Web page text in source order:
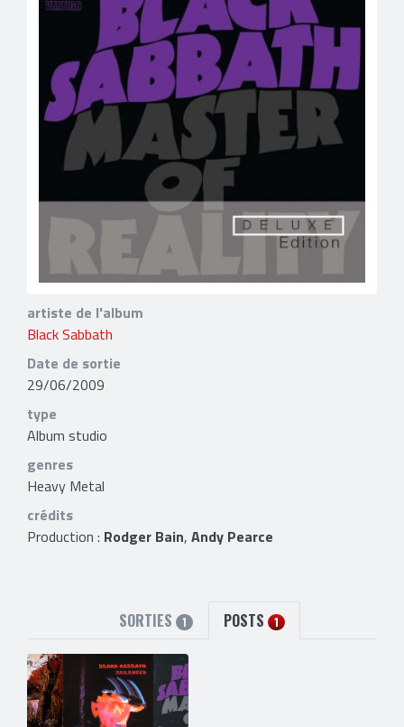
artiste de l'album
Black Sabbath
Date de sortie
29/06/2009
type
Album studio
genres
Heavy Metal
crédits
Production : Rodger Bain, Andy Pearce
SORTIES 1 POSTS 1